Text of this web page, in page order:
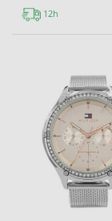
12h